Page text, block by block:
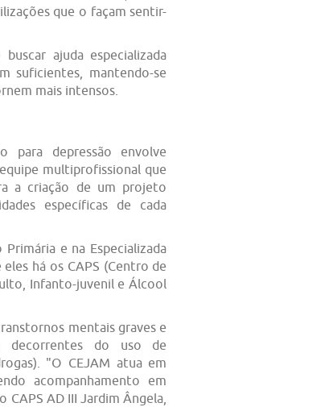
que o façam sentir-
ajuda especializada
suficientes, mantendo-se
mais intensos.
para depressão envolve
multiprofissional que
a criação de um projeto
específicas de cada
e na Especializada
há os CAPS (Centro de
Infanto-juvenil e Álcool
mentais graves e
decorrentes do uso de
"O CEJAM atua em
acompanhamento em
AD III Jardim Ângela,